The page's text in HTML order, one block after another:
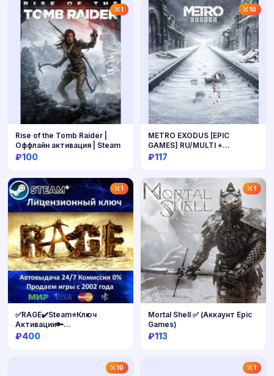
1
Купить
Rise of the Tomb Raider |
Оффлайн активация | Steam
₽100
10
Купить
METRO EXODUS [EPIC
GAMES] RU/MULTI +
ГАРАНТИЯ
₽117
1
✅RAGE✔️Steam⭐Ключ
Активации🔑
РФ+СНГ+МИР✔️АКЦИЯ🎁0%
₽400
1
Mortal Shell ✅ (Аккаунт Epic
Games)
₽113
10 1